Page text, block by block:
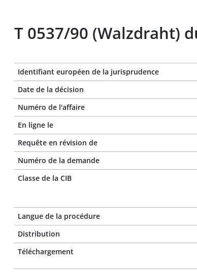
T 0537/90 (Walzdraht)
Identifiant européen de la jurisprudence
Date de la décision
Numéro de l'affaire
En ligne le
Requête en révision de
Numéro de la demande
Classe de la CIB
Langue de la procédure
Distribution
Téléchargement